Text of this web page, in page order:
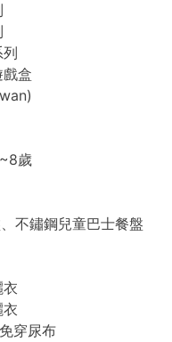
盒
歲
不鏽鋼兒童巴士餐盤
穿尿布